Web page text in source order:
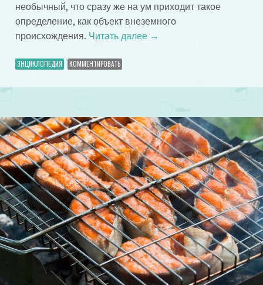
необычный, что сразу же на ум приходит такое
определение, как объект внеземного
происхождения. Читать далее →
ЭНЦИКЛОПЕДИЯ КОММЕНТИРОВАТЬ